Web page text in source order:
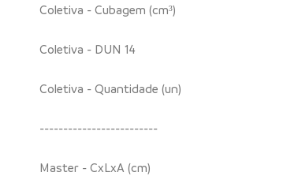
Coletiva - Cubagem (cm³)
Coletiva - DUN 14
Coletiva - Quantidade (un)
-------------------------
Master - CxLxA (cm)